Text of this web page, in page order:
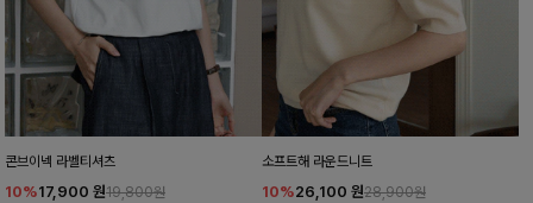
콘브이넥 라벨티셔츠
10%17,900 원19,800원
소프트해 라운드니트
10%26,100 원28,900원